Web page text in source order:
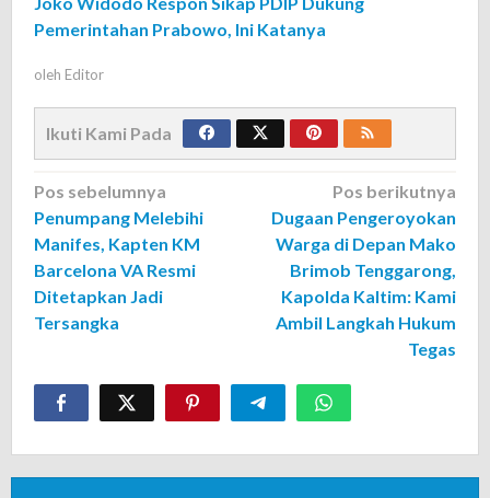
Pemerintahan Prabowo, Ini Katanya
oleh Editor
Ikuti Kami Pada
Navigasi
pos
Pos sebelumnya
Penumpang Melebihi
Manifes, Kapten KM
Barcelona VA Resmi
Ditetapkan Jadi
Tersangka
Pos berikutnya
Dugaan Pengeroyokan
Warga di Depan Mako
Brimob Tenggarong,
Kapolda Kaltim: Kami
Ambil Langkah Hukum
Tegas